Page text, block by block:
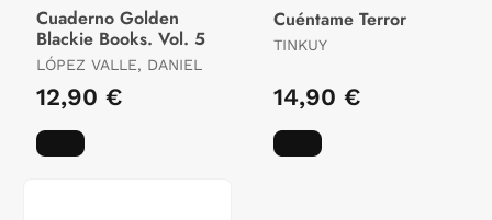
Cuaderno Golden
Blackie Books. Vol. 5
LÓPEZ VALLE, DANIEL
12,90 €
Cuéntame Terror
TINKUY
14,90 €